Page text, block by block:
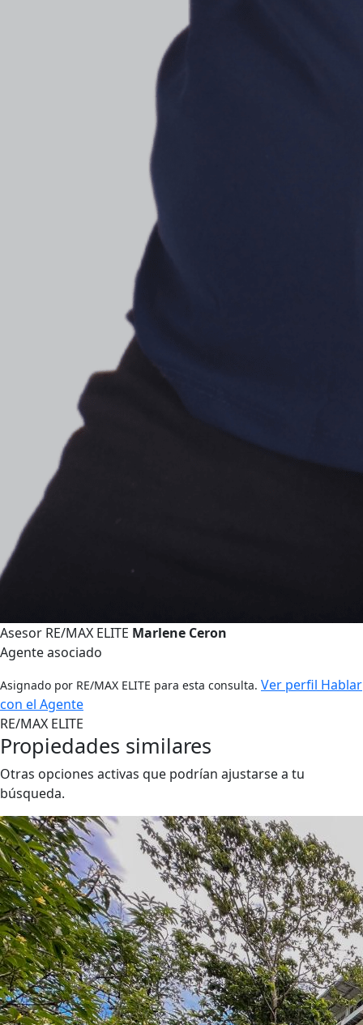
Asesor RE/MAX ELITE Marlene Ceron
Agente asociado
Asignado por RE/MAX ELITE para esta consulta. Ver perfil Hablar
con el Agente
RE/MAX ELITE
Propiedades similares
Otras opciones activas que podrían ajustarse a tu
búsqueda.